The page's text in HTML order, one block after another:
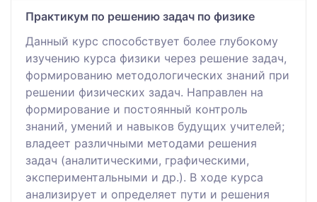
Практикум по решению задач по физике
Данный курс способствует более глубокому
изучению курса физики через решение задач,
формированию методологических знаний при
решении физических задач. Направлен на
формирование и постоянный контроль
знаний, умений и навыков будущих учителей;
владеет различными методами решения
задач (аналитическими, графическими,
экспериментальными и др.). В ходе курса
анализирует и определяет пути и решения